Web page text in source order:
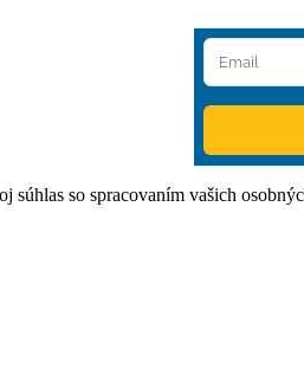
súhlas so spracovaním vašich